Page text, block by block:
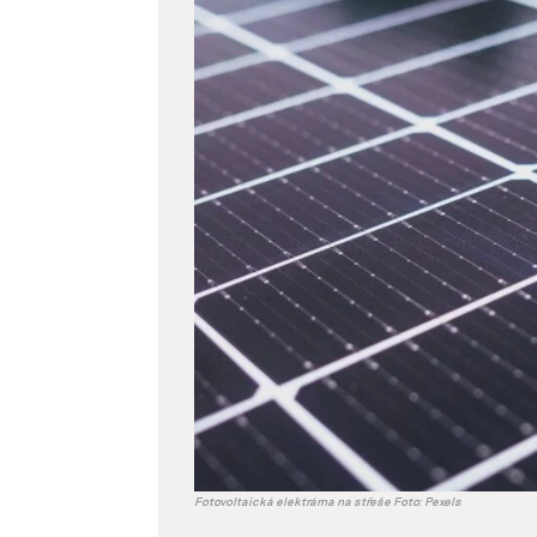
větší
obrázek
Fotovoltaická elektrárna na střeše Foto: Pexels